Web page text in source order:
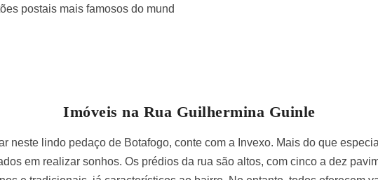
postais mais famosos do mund
Imóveis na Rua Guilhermina Guinle
neste lindo pedaço de Botafogo, conte com a Invexo. Mais do que
em realizar sonhos. Os prédios da rua são altos, com cinco a dez